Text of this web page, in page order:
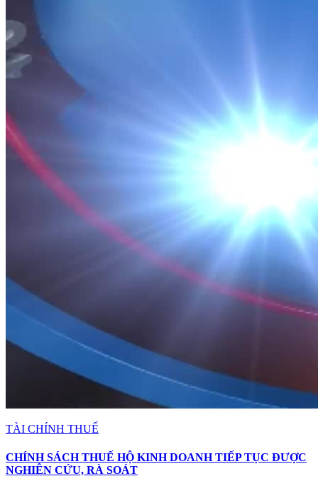
TÀI CHÍNH THUẾ
CHÍNH SÁCH THUẾ HỘ KINH DOANH TIẾP TỤC ĐƯỢC
NGHIÊN CỨU, RÀ SOÁT